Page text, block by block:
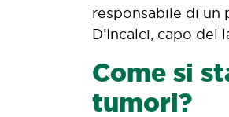
responsabile di
D’Incalci, capo
Come si
tumori?